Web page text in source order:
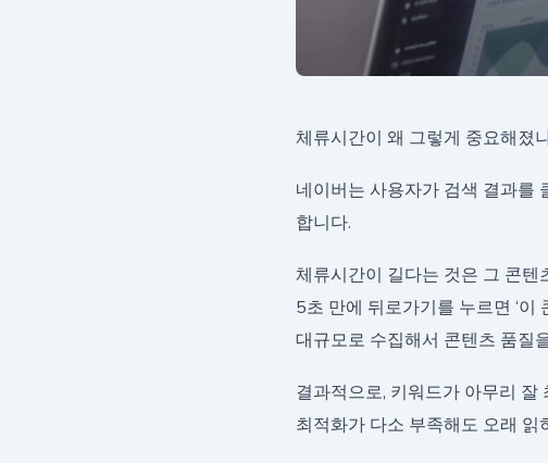
체류시간이 왜 그렇게 중요해졌
네이버는 사용자가 검색 결과를
합니다.
체류시간이 길다는 것은 그 콘
5초 만에 뒤로가기를 누르면 ‘이
대규모로 수집해서 콘텐츠 품질
결과적으로, 키워드가 아무리
최적화가 다소 부족해도 오래